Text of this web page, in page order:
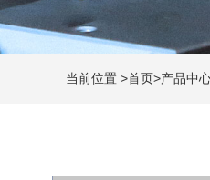
当前位置 >首页>产品中